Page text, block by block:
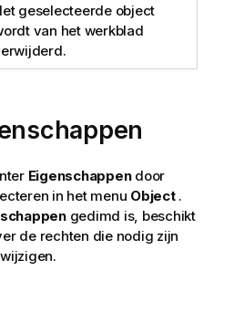
geselecteerde object
van het werkblad
Eigenschappendoor
in het menu Object.
gedimd is, beschikt
de rechten die nodig zijn